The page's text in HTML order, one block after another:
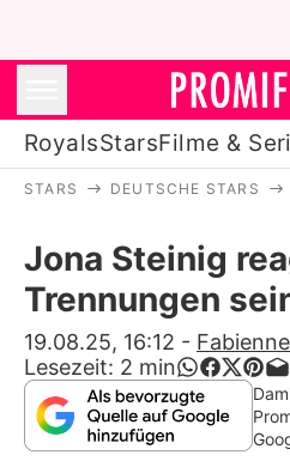
RoyalsStarsFilme &
Filme &
Familie &
STARS DEUTSCHE STARS
Jona Steinig
Trennungen
19.08.25, 16:12 -
Lesezeit: 2 min